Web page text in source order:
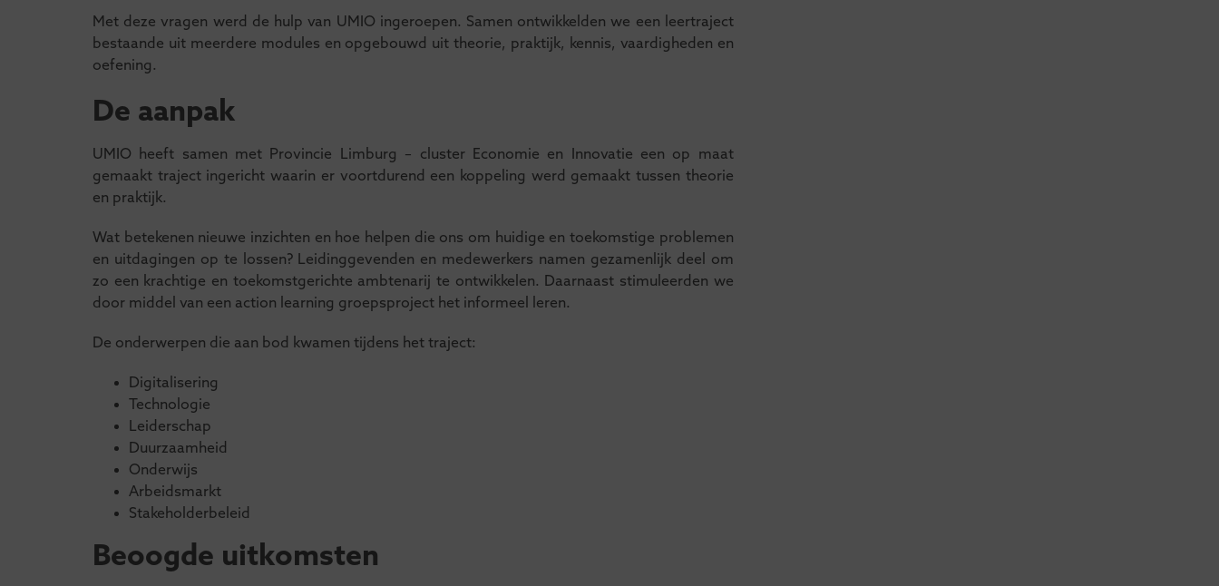
Met deze vragen werd de hulp van UMIO ingeroepen. Samen ontwikkelden we een leertraject
bestaande uit meerdere modules en opgebouwd uit theorie, praktijk, kennis, vaardigheden en
oefening.
De aanpak
UMIO heeft samen met Provincie Limburg – cluster Economie en Innovatie een op maat
gemaakt traject ingericht waarin er voortdurend een koppeling werd gemaakt tussen theorie
en praktijk.
Wat betekenen nieuwe inzichten en hoe helpen die ons om huidige en toekomstige problemen
en uitdagingen op te lossen? Leidinggevenden en medewerkers namen gezamenlijk deel om
zo een krachtige en toekomstgerichte ambtenarij te ontwikkelen. Daarnaast stimuleerden we
door middel van een action learning groepsproject het informeel leren.
De onderwerpen die aan bod kwamen tijdens het traject:
Digitalisering
Technologie
Leiderschap
Duurzaamheid
Onderwijs
Arbeidsmarkt
Stakeholderbeleid
Beoogde uitkomsten